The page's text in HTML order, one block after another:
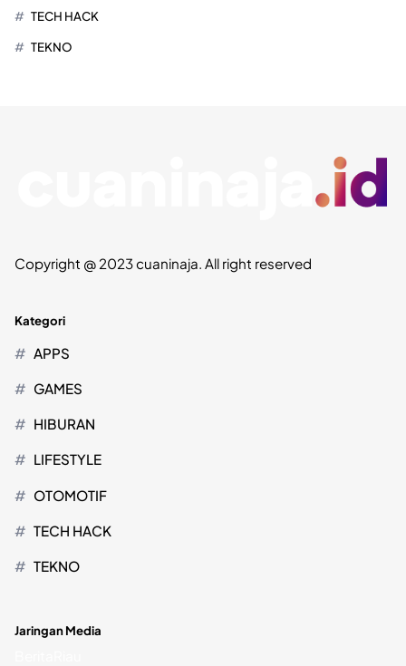
TECH HACK
TEKNO
Copyright @ 2023 cuaninaja. All right reserved
Kategori
APPS
GAMES
HIBURAN
LIFESTYLE
OTOMOTIF
TECH HACK
TEKNO
Jaringan Media